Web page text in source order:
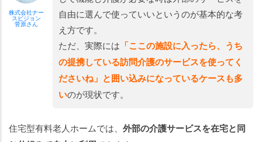
株式会社ナー
スビジョン
菅原さん
自由に選んで使っていいというのが基本的な考
え方です。
ただ、実際には 「ここの施設に入ったら、うち
の提携している訪問介護のサービスを使ってく
ださいね」と囲い込みになっているケースも多
いのが現状です。
住宅型有料老人ホームでは、 外部の介護サービスを在宅と同